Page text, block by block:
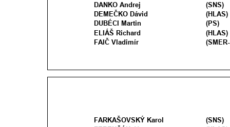
DANKO Andrej
(SNS)
DEMEČKO Dávid
(HLAS)
DUBÉCI Martin
(PS)
ELIÁŠ Richard
(HLAS)
FAIČ Vladimír
FARKAŠOVSKÝ Karol
(SNS)